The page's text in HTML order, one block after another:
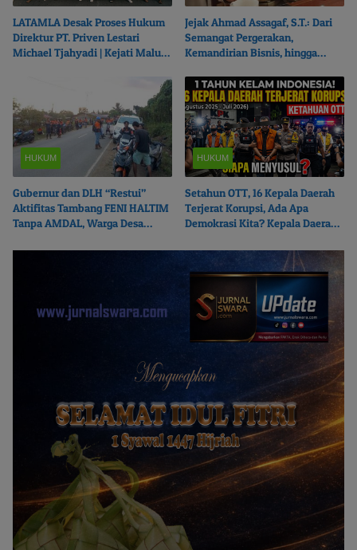
LATAMLA Desak Proses Hukum
Direktur PT. Priven Lestari
Michael Tjahyadi | Kejati Malut
Jejak Ahmad Assagaf, S.T.: Dari
Semangat Pergerakan,
Kemandirian Bisnis, hingga
HUKUM
Gubernur dan DLH “Restui”
Aktifitas Tambang FENI HALTIM
Tanpa AMDAL, Warga Desa
HUKUM
Setahun OTT, 16 Kepala Daerah
Terjerat Korupsi, Ada Apa
Demokrasi Kita? Kepala Daerah